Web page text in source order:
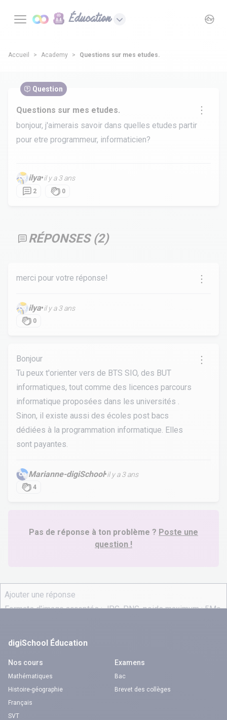
Éducation
Accueil Academy Questions sur mes etudes.
Question
Questions sur mes etudes.
bonjour, j'aimerais savoir dans quelles etudes partir
pour etre programmeur, informaticien?
ilya•il y a 3 ans
2 0
RÉPONSES (2)
merci pour votre réponse!
ilya•il y a 3 ans
0
Bonjour
Tu peux t'orienter vers de BTS SIO, des BUT
informatiques, tout comme des licences parcours
informatique proposées dans les universités .
Sinon, il existe aussi des écoles post bacs
dédiées à la programmation informatique. Elles
sont payantes.
Marianne-digiSchool•il y a 3 ans
4
Pas de réponse à ton problème ? Poste une
question !
digiSchool Éducation
Nos cours
Mathématiques
Histoire-géographie
Français
SVT
Examens
Bac
Brevet des collèges